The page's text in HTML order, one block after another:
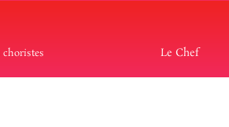
choristes Le Chef